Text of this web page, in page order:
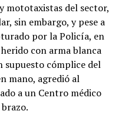
mototaxistas del sector,
sin embargo, y pese a
por la Policía, en
con arma blanca
supuesto cómplice del
mano, agredió al
a un Centro médico